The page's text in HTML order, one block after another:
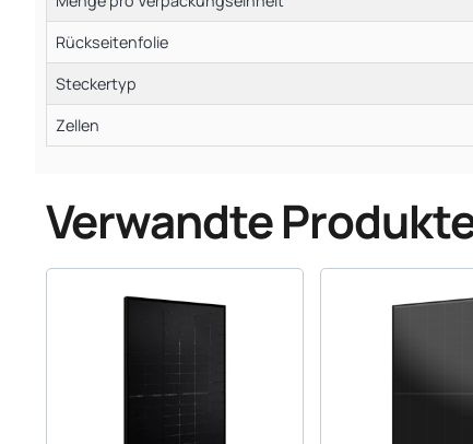
Rückseitenfolie
Steckertyp
Zellen
Verwandte